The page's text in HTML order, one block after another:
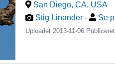
San Diego, CA, USA
Stig Linander - Se
Uploadet 2013-11-06